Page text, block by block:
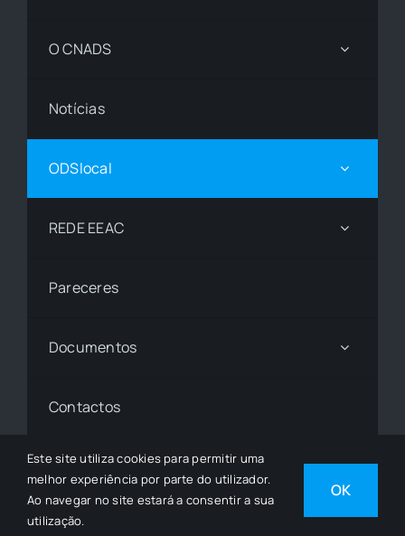
O CNADS
Notícias
ODSlocal
REDE EEAC
Pareceres
Documentos
Contactos
© 1997 - 2026• © Todos os Direitos Reservados •
Desenvolvido porSGSI
Este site utiliza cookies para permitir uma
melhor experiência por parte do utilizador.
Ao navegar no site estará a consentir a sua
utilização.
OK